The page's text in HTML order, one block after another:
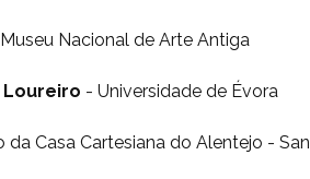
Nacional de Arte Antiga
Loureiro - Universidade de Évora
da Casa Cartesiana do Alentejo -